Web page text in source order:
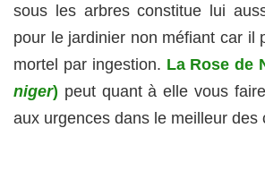
sous les arbres constitue lui
pour le jardinier non méfiant car il
mortel par ingestion. La Rose de
niger) peut quant à elle vous
aux urgences dans le meilleur des